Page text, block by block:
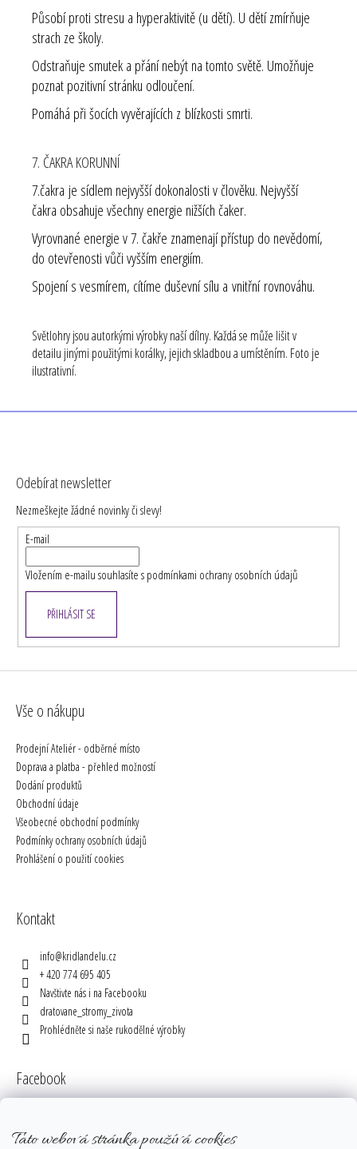
Tato webová stránka používá cookies
Působí proti stresu a hyperaktivitě (u dětí). U dětí zmírňuje
strach ze školy.
Odstraňuje smutek a přání nebýt na tomto světě. Umožňuje
poznat pozitivní stránku odloučení.
Pomáhá při šocích vyvěrajících z blízkosti smrti.
7. ČAKRA KORUNNÍ
7.čakra je sídlem nejvyšší dokonalosti v člověku. Nejvyšší
čakra obsahuje všechny energie nižších čaker.
Vyrovnané energie v 7. čakře znamenají přístup do nevědomí,
do otevřenosti vůči vyšším energiím.
Spojení s vesmírem, cítíme duševní sílu a vnitřní rovnováhu.
Světlohry jsou autorkými výrobky naší dílny. Každá se může lišit v
detailu jinými použitými korálky, jejich skladbou a umístěním. Foto je
ilustrativní.
Odebírat newsletter
Nezmeškejte žádné novinky či slevy!
E-mail
Vložením e-mailu souhlasíte spodmínkami ochrany osobních údajů
PŘIHLÁSIT SE
Vše o nákupu
Prodejní Ateliér - odběrné místo
Doprava a platba - přehled možností
Dodání produktů
Obchodní údaje
Všeobecné obchodní podmínky
Podmínky ochrany osobních údajů
Prohlášení o použití cookies
Kontakt
info@kridlandelu.cz
+ 420 774 695 405
Navštivte nás i na Facebooku
dratovane_stromy_zivota
Prohlédněte si naše rukodělné výrobky
Facebook